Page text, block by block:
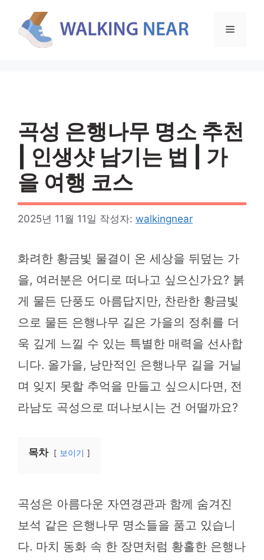
메
곡성 은행나무 명소 추천
| 인생샷 남기는 법 | 가
을 여행 코스
2025년 11월 11일 작성자: walkingnear
화려한 황금빛 물결이 온 세상을 뒤덮는 가
을, 여러분은 어디로 떠나고 싶으신가요? 붉
게 물든 단풍도 아름답지만, 찬란한 황금빛
으로 물든 은행나무 길은 가을의 정취를 더
욱 깊게 느낄 수 있는 특별한 매력을 선사합
니다. 올가을, 낭만적인 은행나무 길을 거닐
며 잊지 못할 추억을 만들고 싶으시다면, 전
라남도 곡성으로 떠나보시는 건 어떨까요?
목차 보이기
곡성은 아름다운 자연경관과 함께 숨겨진
보석 같은 은행나무 명소들을 품고 있습니
다. 마치 동화 속 한 장면처럼 황홀한 은행나